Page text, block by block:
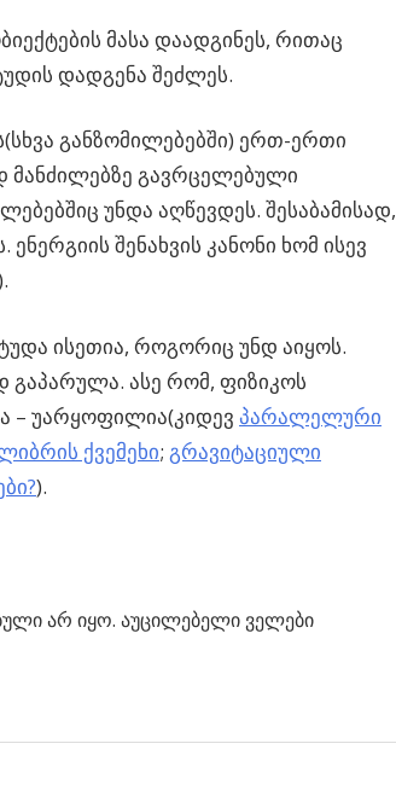
მასა დაადგინეს, რითაც
დადგენა შეძლეს.
განზომილებებში) ერთ-ერთი
მანძილებზე გავრცელებული
უნდა აღწევდეს. შესაბამისად,
შენახვის კანონი ხომ ისევ
ისეთია, როგორიც უნდ აიყოს.
გაპარულა. ასე რომ, ფიზიკოს
– უარყოფილია(კიდევ პარალელური
ქვემეხი; გრავიტაციული
).
არ იყო. აუცილებელი ველები